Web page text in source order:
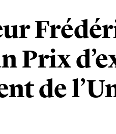
Prix
de